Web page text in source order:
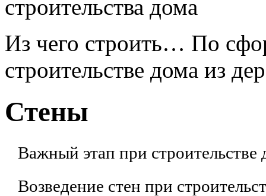
Из чего строить… По
строительстве дома из
Стены
Важный этап при строительстве
Возведение стен при